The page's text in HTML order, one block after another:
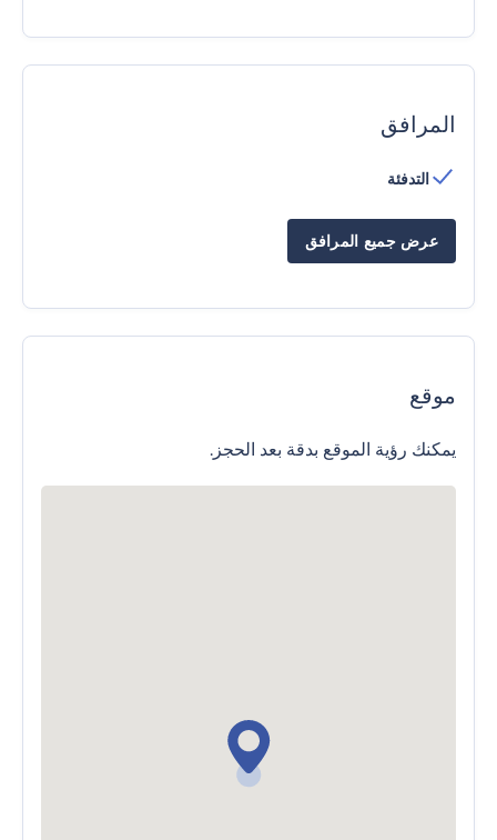
المرافق
التدفئة
عرض جميع المرافق
موقع
يمكنك رؤية الموقع بدقة بعد الحجز.